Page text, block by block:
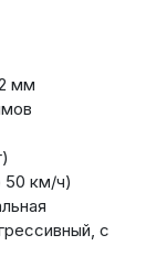
мм
км/ч)
с